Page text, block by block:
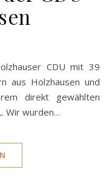
aus Holzhausen und
direkt gewählten
Wir wurden…